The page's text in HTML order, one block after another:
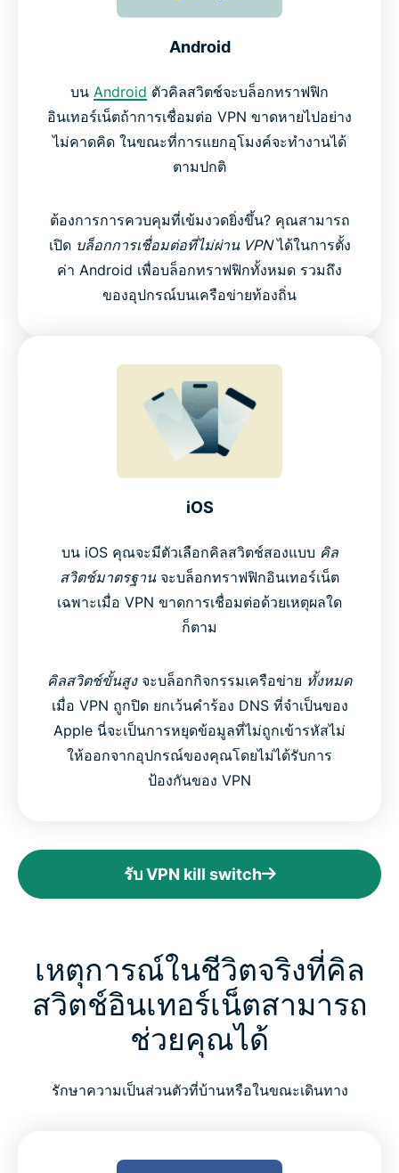
Android
บน Android ตัวคิลสวิตช์จะบล็อกทราฟฟิก
อินเทอร์เน็ตถ้าการเชื่อมต่อ VPN ขาดหายไปอย่าง
ไม่คาดคิด ในขณะที่การแยกอุโมงค์จะทำงานได้
ตามปกติ
ต้องการการควบคุมที่เข้มงวดยิ่งขึ้น? คุณสามารถ
เปิด บล็อกการเชื่อมต่อที่ไม่ผ่าน VPNได้ในการตั้ง
ค่า Android เพื่อบล็อกทราฟฟิกทั้งหมด รวมถึง
ของอุปกรณ์บนเครือข่ายท้องถิ่น
iOS
บน iOS คุณจะมีตัวเลือกคิลสวิตช์สองแบบ คิล
สวิตช์มาตรฐาน จะบล็อกทราฟฟิกอินเทอร์เน็ต
เฉพาะเมื่อ VPN ขาดการเชื่อมต่อด้วยเหตุผลใด
ก็ตาม
คิลสวิตช์ขั้นสูงจะบล็อกกิจกรรมเครือข่าย ทั้งหมด
เมื่อ VPN ถูกปิด ยกเว้นคำร้อง DNS ที่จำเป็นของ
Apple นี่จะเป็นการหยุดข้อมูลที่ไม่ถูกเข้ารหัสไม่
ให้ออกจากอุปกรณ์ของคุณโดยไม่ได้รับการ
ป้องกันของ VPN
รับ VPN kill switch
เหตุการณ์ในชีวิตจริงที่คิล
สวิตช์อินเทอร์เน็ตสามารถ
ช่วยคุณได้
รักษาความเป็นส่วนตัวที่บ้านหรือในขณะเดินทาง